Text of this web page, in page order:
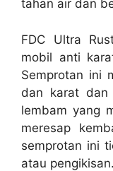
tahan air dan
FDC Ultra
mobil anti
Semprotan ini
dan karat dan
lembam yang
meresap
semprotan ini
atau